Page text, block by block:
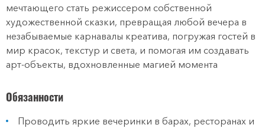
мечтающего стать режиссером собственной
художественной сказки, превращая любой вечера в
незабываемые карнавалы креатива, погружая гостей в
мир красок, текстур и света, и помогая им создавать
арт-объекты, вдохновленные магией момента
Обязанности
Проводить яркие вечеринки в барах, ресторанах и